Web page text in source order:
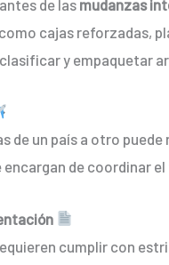
de lasmudanzas
cajas reforzadas,
y empaquetar
de un país a otro
encargan de coordinar
cumplir con